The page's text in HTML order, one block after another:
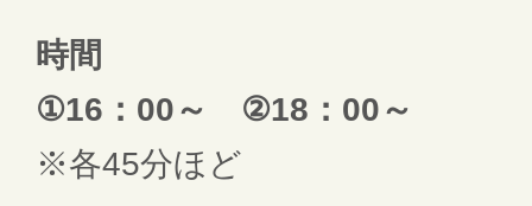
時間
①16：00～ ②18：00～
※各45分ほど